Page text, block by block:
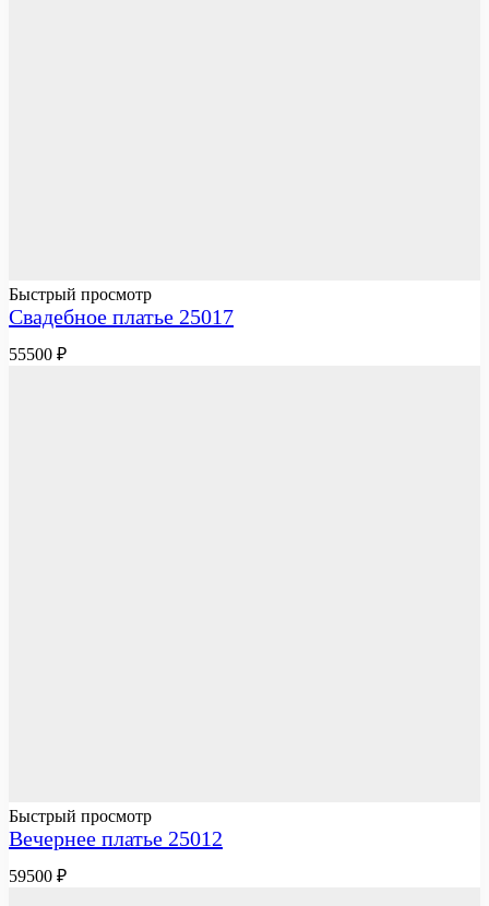
Быстрый просмотр
Свадебное платье 25017
55500 ₽
Быстрый просмотр
Вечернее платье 25012
59500 ₽